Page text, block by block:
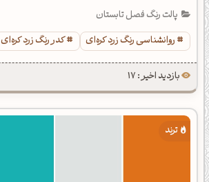
پالت رنگ فصل تابستان
روانشناسی رنگ زرد کره‌ای
کدر رنگ زرد کره‌ای
بازدید اخیر : 17